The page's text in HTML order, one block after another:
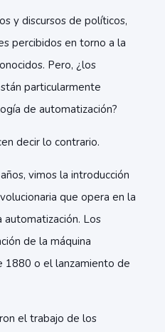
y discursos de políticos,
percibidos en torno a la
Pero, ¿los
particularmente
de automatización?
decir lo contrario.
vimos la introducción
que opera en la
automatización. Los
de la máquina
1880 o el lanzamiento de
el trabajo de los